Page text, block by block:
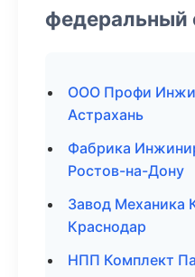
федеральный
ООО Профи
Астрахань
Фабрика
Ростов-на-Дону
Завод Механика
Краснодар
НПП Комплект